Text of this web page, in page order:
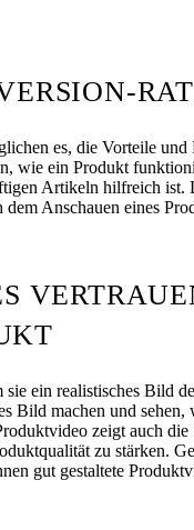
es, die Vorteile
wie ein Produkt
Artikeln hilfreich ist.
Anschauen eines
ein realistisches Bild
Bild machen und
zeigt auch
zu stärken.
gut gestaltete